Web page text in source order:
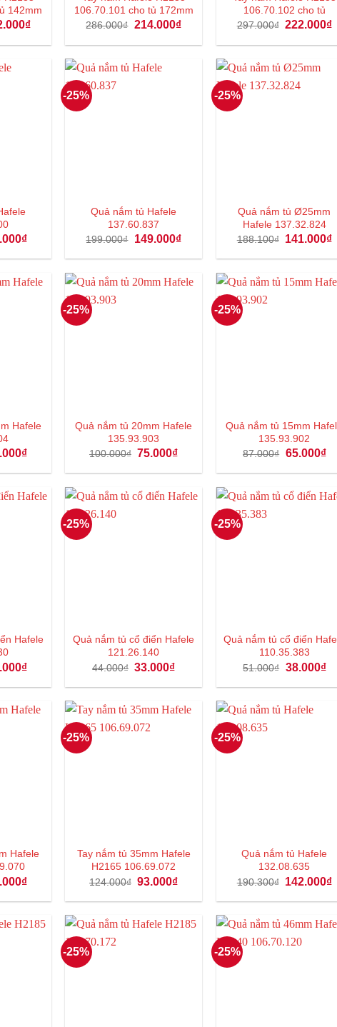
142mm
₫Giá
tại
182.000₫.
106.70.101 cho tủ 172mm
286.000₫ Giá
là:
214.000₫Giá
tại
214.000₫.
106.70.102 cho tủ
297.000₫ Giá
là:
222.000₫
₫Giá
tại
84.000₫.
-25%
Quả nắm tủ Hafele
137.60.837
199.000₫ Giá
là:
149.000₫Giá
tại
149.000₫.
-25%
Quả nắm tủ Ø25mm
Hafele 137.32.824
188.100₫ Giá
là:
141.000₫
Hafele
₫Giá
tại
93.000₫.
-25%
Quả nắm tủ 20mm Hafele
135.93.903
100.000₫ Giá
là:
75.000₫Giá
tại
75.000₫.
-25%
Quả nắm tủ 15mm
135.93.902
87.000₫ Giá
là:
65.000₫Giá
tại
Hafele
₫Giá
tại
93.000₫.
-25%
Quả nắm tủ cổ điển Hafele
121.26.140
44.000₫ Giá
là:
33.000₫Giá
tại
33.000₫.
-25%
Quả nắm tủ cổ điển
110.35.383
51.000₫ Giá
là:
38.000₫Giá
tại
Hafele
₫Giá
tại
93.000₫.
-25%
Tay nắm tủ 35mm Hafele
H2165 106.69.072
124.000₫ Giá
là:
93.000₫Giá
tại
93.000₫.
-25%
Quả nắm tủ Hafele
132.08.635
190.300₫ Giá
là:
142.000₫
-25% -25%